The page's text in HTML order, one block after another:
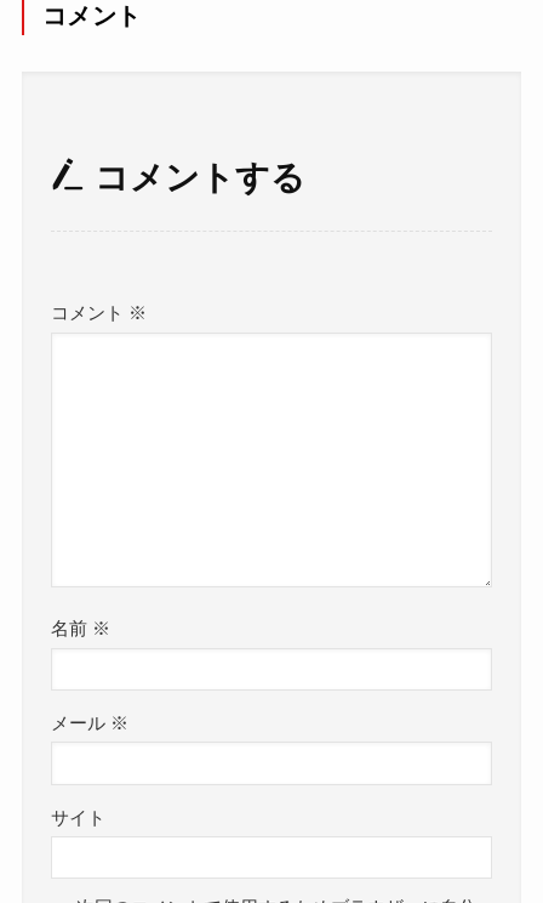
コメント
コメントする
コメント ※
名前 ※
メール ※
サイト